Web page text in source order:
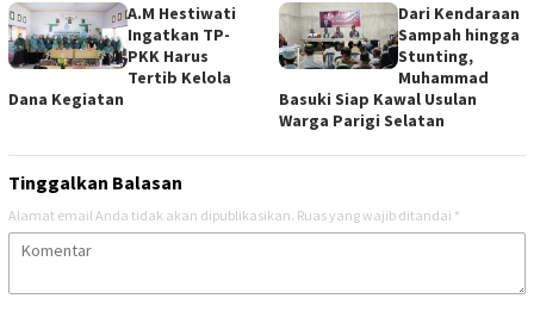
A.M Hestiwati
Ingatkan TP-
PKK Harus
Tertib Kelola
Dana Kegiatan
Dari Kendaraan
Sampah hingga
Stunting,
Muhammad
Basuki Siap Kawal Usulan
Warga Parigi Selatan
Tinggalkan Balasan
Alamat email Anda tidak akan dipublikasikan. Ruas yang wajib ditandai *